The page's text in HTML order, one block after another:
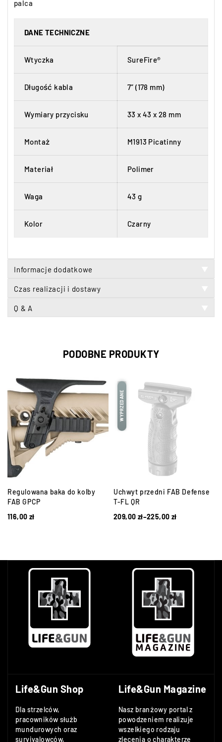
palca
DANE TECHNICZNE
Wtyczka SureFire®
Długość kabla 7″ (178 mm)
Wymiary przycisku 33 x 43 x 28 mm
Montaż M1913 Picatinny
Materiał Polimer
Waga 43 g
Kolor Czarny
Informacje dodatkowe
Czas realizacji i dostawy
Q & A
PODOBNE PRODUKTY
Regulowana baka do kolby
FAB GPCP
116,00 zł
WYPRZEDANE
Uchwyt przedni FAB Defense
T-FL QR
209,00 zł–225,00 zł
Life&Gun Shop
Dla strzelców,
pracowników służb
mundurowych oraz
survivalowców,
Life&Gun Magazine
Nasz branżowy portal z
powodzeniem realizuje
wszelkiego rodzaju
zlecenia o charakterze